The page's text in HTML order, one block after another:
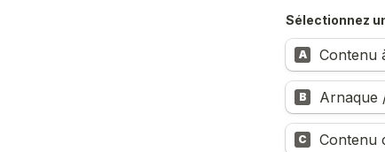
Sélectionnez
A Contenu
B Arnaque
C Contenu